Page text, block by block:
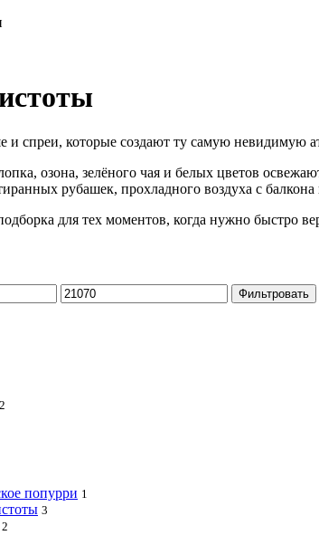
и спреи, которые создают ту самую невидимую
озона, зелёного чая и белых цветов
рубашек, прохладного воздуха с
для тех моментов, когда нужно быстро
Фильтровать
2
попурри 1
3
2